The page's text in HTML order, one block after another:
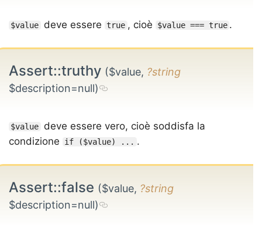
$value deve essere true , cioè $value === true .
Assert::truthy ($value, ?string
$description=null)
$value
deve essere vero, cioè soddisfa la
condizione
if ($value) ... .
Assert::false ($value, ?string
$description=null)